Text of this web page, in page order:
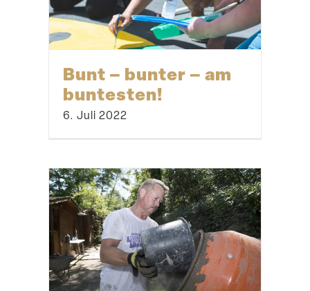
Bunt – bunter – am
buntesten!
6. Juli 2022